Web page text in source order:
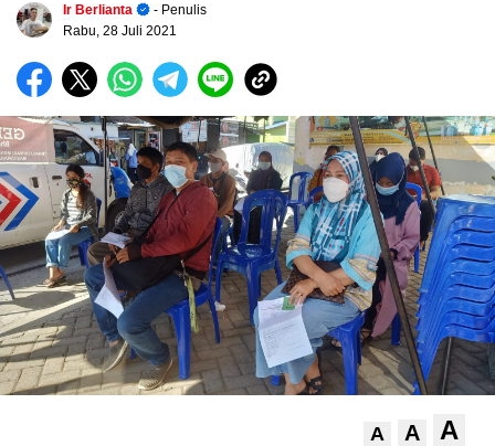
Ir Berlianta
- Penulis
Rabu, 28 Juli 2021
A A A